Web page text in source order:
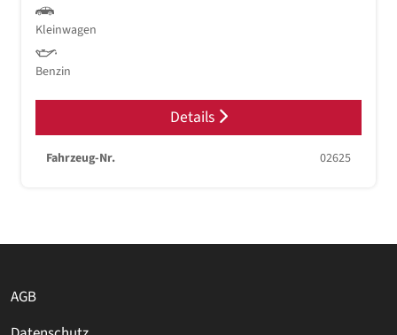
Kleinwagen
Benzin
Details
Fahrzeug-Nr. 02625
AGB